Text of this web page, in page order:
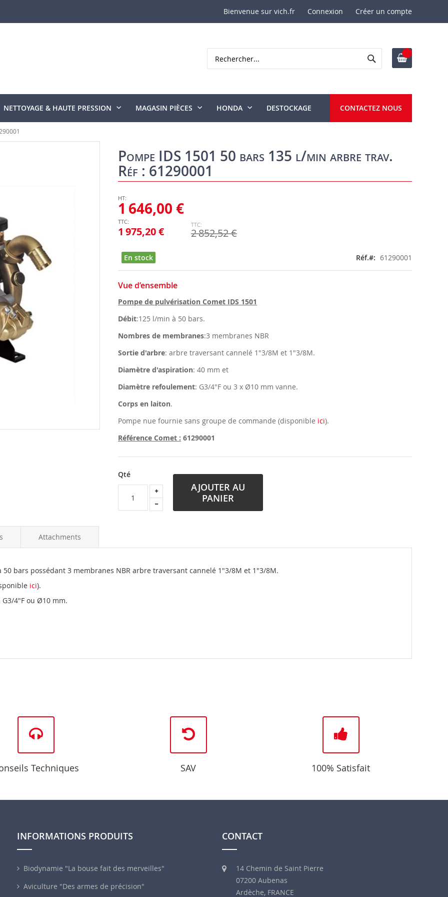
Bienvenue sur vich.fr Connexion Créer un compte
Rechercher
NETTOYAGE & HAUTE PRESSION MAGASIN PIÈCES HONDA DESTOCKAGE CONTACTEZ NOUS
Pompe IDS 1501 50 bars 135 l/min arbre trav.
Réf : 61290001
1 975,20 €
1 646,00 €
2 852,52 €
En stock Réf. 61290001
Vue d’ensemble
Pompe de pulvérisation Comet IDS 1501
Débit:125 l/min à 50 bars.
Nombres de membranes:3 membranes NBR
Sortie d'arbre: arbre traversant cannelé 1"3/8M et 1"3/8M.
Diamètre d'aspiration: 40 mm et
Diamètre refoulement: G3/4"F ou 3 x Ø10 mm vanne.
Corps en laiton.
Pompe nue fournie sans groupe de commande (disponible ici).
Référence Comet : 61290001
Qté
AJOUTER AU
PANIER
bars possédant 3 membranes NBR arbre traversant cannelé 1"3/8M et 1"3/8M.
ici).
4"F ou Ø10 mm.
Attachments
Techniques SAV 100% Satisfait
INFORMATIONS PRODUITS
Biodynamie "La bouse fait des merveilles"
Aviculture "Des armes de précision"
CONTACT
14 Chemin de Saint Pierre
07200 Aubenas
Ardèche, FRANCE